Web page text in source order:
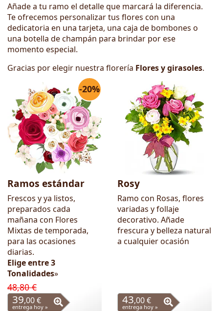
Añade a tu ramo el detalle que marcará la diferencia.
Te ofrecemos personalizar tus flores con una
dedicatoria en una tarjeta, una caja de bombones o
una botella de champán para brindar por ese
momento especial.
Gracias por elegir nuestra florería Flores y girasoles.
-20%
Ramos estándar
Frescos y ya listos,
preparados cada
mañana con Flores
Mixtas de temporada,
para las ocasiones
diarias.
Elige entre 3
Tonalidades»
48,80 €
39,00 €
entrega hoy »
Rosy
Ramo con Rosas, flores
variadas y follaje
decorativo. Añade
frescura y belleza natural
a cualquier ocasión
43,00 €
entrega hoy »